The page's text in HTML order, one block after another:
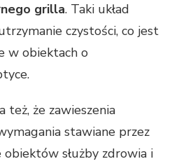
grilla. Taki układ
czystości, co jest
w obiektach o
też, że zawieszenia
stawiane przez
służby zdrowia i